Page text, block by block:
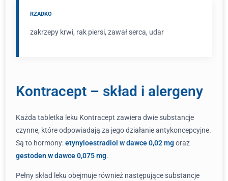
RZADKO
zakrzepy krwi, rak piersi, zawał serca, udar
Kontracept – skład i alergeny
Każda tabletka leku Kontracept zawiera dwie substancje
czynne, które odpowiadają za jego działanie antykoncepcyjne.
Są to hormony:etynyloestradiol w dawce 0,02 mgoraz
gestoden w dawce 0,075 mg.
Pełny skład leku obejmuje również następujące substancje